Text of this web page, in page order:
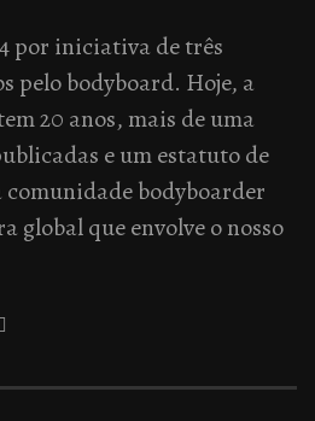
por iniciativa de três
pelo bodyboard. Hoje, a
20 anos, mais de uma
e um estatuto de
comunidade bodyboarder
global que envolve o nosso